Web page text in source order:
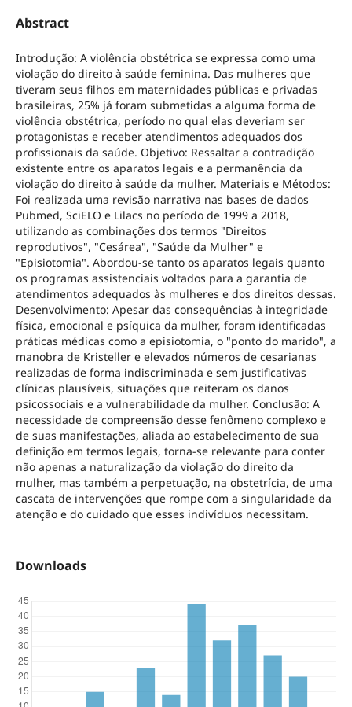
Abstract
Introdução: A violência obstétrica se expressa como uma
violação do direito à saúde feminina. Das mulheres que
tiveram seus filhos em maternidades públicas e privadas
brasileiras, 25% já foram submetidas a alguma forma de
violência obstétrica, período no qual elas deveriam ser
protagonistas e receber atendimentos adequados dos
profissionais da saúde. Objetivo: Ressaltar a contradição
existente entre os aparatos legais e a permanência da
violação do direito à saúde da mulher. Materiais e Métodos:
Foi realizada uma revisão narrativa nas bases de dados
Pubmed, SciELO e Lilacs no período de 1999 a 2018,
utilizando as combinações dos termos "Direitos
reprodutivos", "Cesárea", "Saúde da Mulher" e
"Episiotomia". Abordou-se tanto os aparatos legais quanto
os programas assistenciais voltados para a garantia de
atendimentos adequados às mulheres e dos direitos dessas.
Desenvolvimento: Apesar das consequências à integridade
física, emocional e psíquica da mulher, foram identificadas
práticas médicas como a episiotomia, o "ponto do marido", a
manobra de Kristeller e elevados números de cesarianas
realizadas de forma indiscriminada e sem justificativas
clínicas plausíveis, situações que reiteram os danos
psicossociais e a vulnerabilidade da mulher. Conclusão: A
necessidade de compreensão desse fenômeno complexo e
de suas manifestações, aliada ao estabelecimento de sua
definição em termos legais, torna-se relevante para conter
não apenas a naturalização da violação do direito da
mulher, mas também a perpetuação, na obstetrícia, de uma
cascata de intervenções que rompe com a singularidade da
atenção e do cuidado que esses indivíduos necessitam.
Downloads